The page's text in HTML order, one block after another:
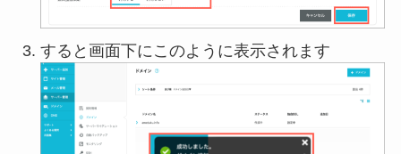
すると画面下にこのように表示されます